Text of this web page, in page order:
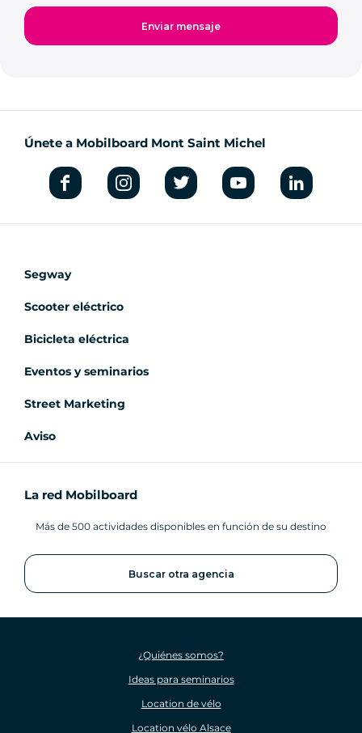
Únete a Mobilboard Mont Saint Michel
Segway
Scooter eléctrico
Bicicleta eléctrica
Eventos y seminarios
Street Marketing
Aviso
La red Mobilboard
Más de 500 actividades disponibles en función de su destino
Buscar otra agencia
¿Quiénes somos?
Ideas para seminarios
Location de vélo
Location vélo Alsace